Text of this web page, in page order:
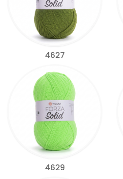
4627
4629